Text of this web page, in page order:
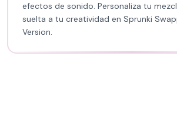
efectos de sonido. Personaliza tu
suelta a tu creatividad en Sprunki
Version.